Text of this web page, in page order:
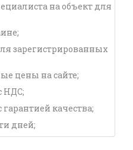
на объект для
зарегистрированных
цены на сайте;
НДС;
качества;
дней;